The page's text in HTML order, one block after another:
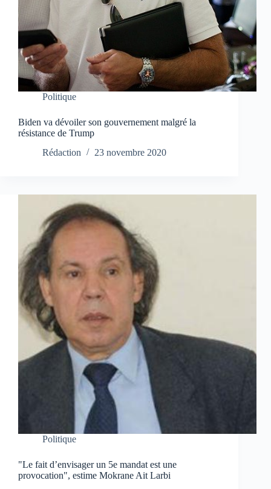
Politique
Biden va dévoiler son gouvernement malgré la
résistance de Trump
Rédaction
23 novembre 2020
Politique
"Le fait d’envisager un 5e mandat est une
provocation", estime Mokrane Ait Larbi